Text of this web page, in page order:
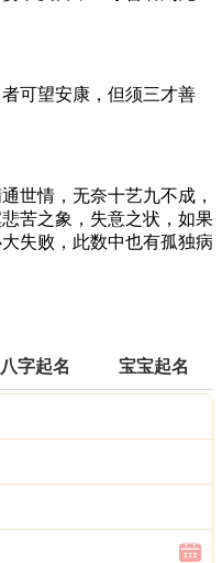
可望安康，但须三才善
情，无奈十艺九不成，
苦之象，失意之状，如果
失败，此数中也有孤独病
八字起名 宝宝起名